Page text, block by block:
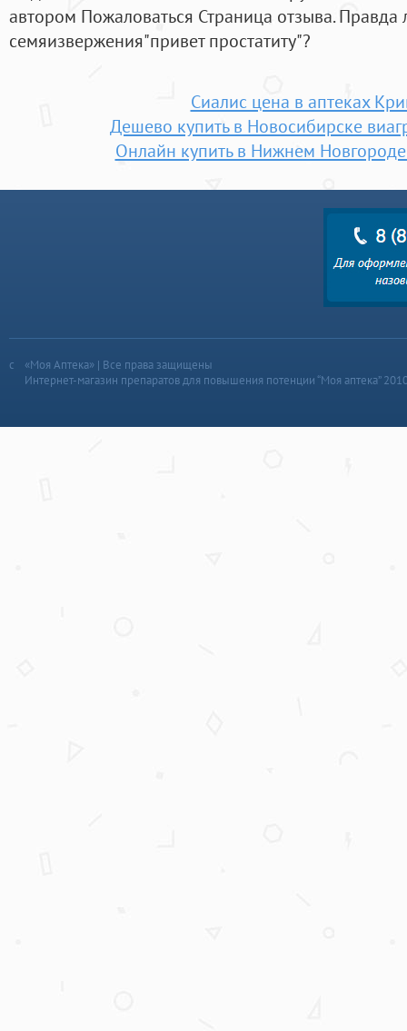
автором Пожаловаться Страница отзыва. Правда
семяизвержения"привет простатиту"?
Сиалис цена в аптеках
Дешево купить в Новосибирске
Онлайн купить в Нижнем Новгороде
«Моя Аптека» | Все права защищены
Интернет-магазин препаратов для повышения потенции “Моя аптека”